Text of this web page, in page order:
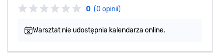
0 (0 opinii)
Warsztat nie udostępnia kalendarza online.